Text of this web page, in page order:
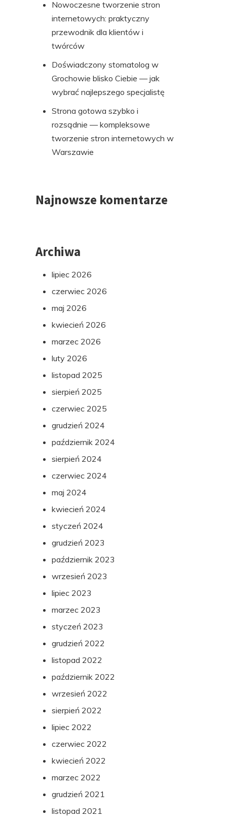
Nowoczesne tworzenie stron
internetowych: praktyczny
przewodnik dla klientów i
twórców
Doświadczony stomatolog w
Grochowie blisko Ciebie — jak
wybrać najlepszego specjalistę
Strona gotowa szybko i
rozsądnie — kompleksowe
tworzenie stron internetowych w
Warszawie
Najnowsze komentarze
Archiwa
lipiec 2026
czerwiec 2026
maj 2026
kwiecień 2026
marzec 2026
luty 2026
listopad 2025
sierpień 2025
czerwiec 2025
grudzień 2024
październik 2024
sierpień 2024
czerwiec 2024
maj 2024
kwiecień 2024
styczeń 2024
grudzień 2023
październik 2023
wrzesień 2023
lipiec 2023
marzec 2023
styczeń 2023
grudzień 2022
listopad 2022
październik 2022
wrzesień 2022
sierpień 2022
lipiec 2022
czerwiec 2022
kwiecień 2022
marzec 2022
grudzień 2021
listopad 2021